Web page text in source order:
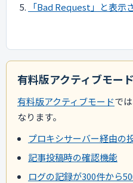
「Bad Request」と表示
有料版アクティブモード
有料版アクティブモードで
なります。
プロキシサーバー経由の
記事投稿時の確認機能
ログの記録が300件から